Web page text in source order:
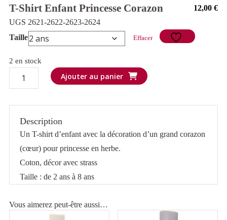
T-Shirt Enfant Princesse Corazon 12,00€
UGS 2621-2622-2623-2624
Taille
Effacer
2 en stock
quantité
de
shirt
enfant
princesse
corazon
Ajouter au panier
Description
Un T-shirt d’enfant avec la décoration d’un grand corazon
(cœur) pour princesse en herbe.
Coton, décor avec strass
Taille : de 2 ans à 8 ans
Vous aimerez peut-être aussi…